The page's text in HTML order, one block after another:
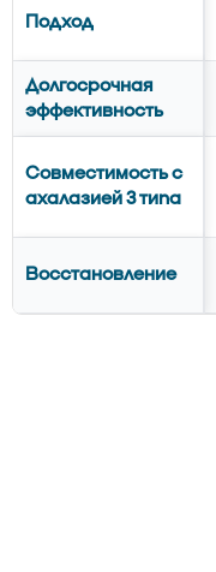
Подход
Долгосрочная
эффективность
Совместимость с
ахалазией 3 типа
Восстановление